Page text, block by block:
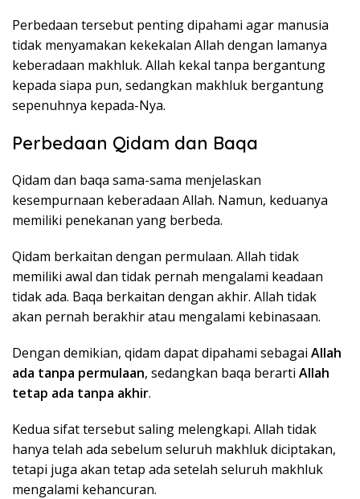
Perbedaan tersebut penting dipahami agar manusia
tidak menyamakan kekekalan Allah dengan lamanya
keberadaan makhluk. Allah kekal tanpa bergantung
kepada siapa pun, sedangkan makhluk bergantung
sepenuhnya kepada-Nya.
Perbedaan Qidam dan Baqa
Qidam dan baqa sama-sama menjelaskan
kesempurnaan keberadaan Allah. Namun, keduanya
memiliki penekanan yang berbeda.
Qidam berkaitan dengan permulaan. Allah tidak
memiliki awal dan tidak pernah mengalami keadaan
tidak ada. Baqa berkaitan dengan akhir. Allah tidak
akan pernah berakhir atau mengalami kebinasaan.
Dengan demikian, qidam dapat dipahami sebagai Allah
ada tanpa permulaan, sedangkan baqa berarti Allah
tetap ada tanpa akhir.
Kedua sifat tersebut saling melengkapi. Allah tidak
hanya telah ada sebelum seluruh makhluk diciptakan,
tetapi juga akan tetap ada setelah seluruh makhluk
mengalami kehancuran.